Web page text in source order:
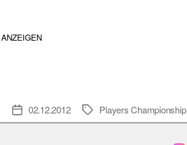
ANZEIGEN
Veröffentlichungsdatum
02.12.2012 Schlagwörter
Players Championship